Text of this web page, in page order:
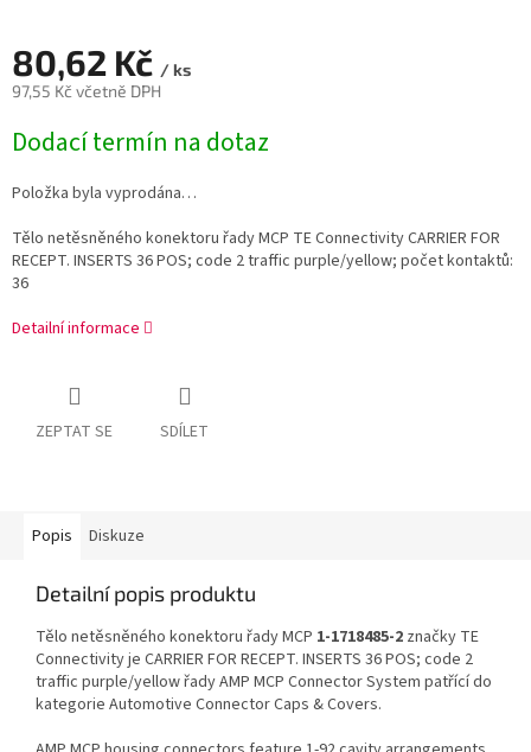
80,62 Kč / ks
97,55 Kč včetně DPH
cena:
Dodací termín na dotaz
Položka byla vyprodána…
Tělo netěsněného konektoru řady MCP TE Connectivity CARRIER FOR
RECEPT. INSERTS 36 POS; code 2 traffic purple/yellow; počet kontaktů:
36
Detailní informace
ZEPTAT SE SDÍLET
Popis Diskuze
Detailní popis produktu
Tělo netěsněného konektoru řady MCP 1-1718485-2 značky TE
Connectivity je CARRIER FOR RECEPT. INSERTS 36 POS; code 2
traffic purple/yellow řady AMP MCP Connector System patřící do
kategorie Automotive Connector Caps & Covers.